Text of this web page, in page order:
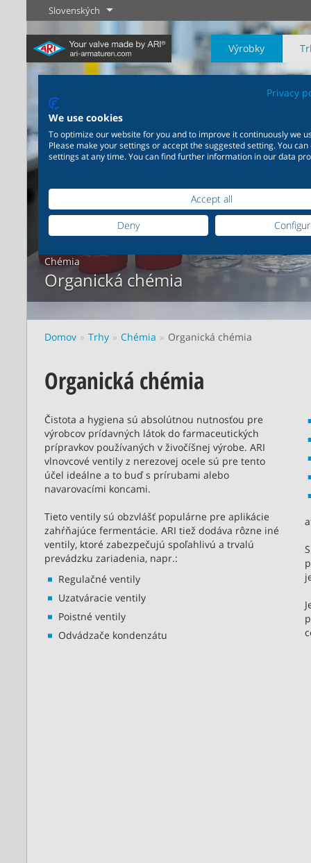
Slovenských
Výrobky
Novinky
Zistiť viac
Regulácia
Zistiť viac Zistiť viac
Priemysel
priemysel - Váš flexibilný
systém pre priemyselné
aplikácie
Zistiť viac
Chémia
- Výrobné riešenia šité na
mieru Vašim individuálnym
požiadavkám
Zistiť viac
Chémia
Organická chémia
Domov Trhy Chémia Organická chémia
Organická chémia
Čistota a hygiena sú absolútnou nutnosťou pre
výrobcov prídavných látok do farmaceutických
prípravkov používaných v živočíšnej výrobe. ARI
vlnovcové ventily z nerezovej ocele sú pre tento
účel ideálne a to buď s prírubami alebo
navarovacími koncami.
Tieto ventily sú obzvlášť populárne pre aplikácie
zahŕňajúce fermentácie. ARI tiež dodáva rôzne iné
ventily, ktoré zabezpečujú spoľahlivú a trvalú
prevádzku zariadenia, napr.:
Regulačné ventily
Uzatváracie ventily
Poistné ventily
Odvádzače kondenzátu
Privacy
We use cookies
To optimize our website for you and to improve it continuously we
Please make your settings or accept the suggested setting. You
settings at any time. You can find further information in our data
Accept all
Deny